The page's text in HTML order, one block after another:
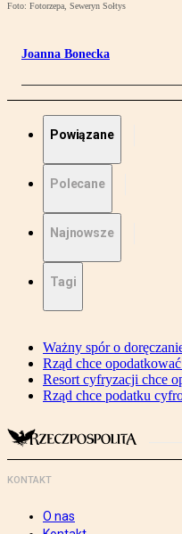
Foto: Fotorzepa, Seweryn Sołtys
Joanna Bonecka
Powiązane
Polecane
Najnowsze
Tagi
Ważny spór o
Rząd chce
Resort cyfryzacji chce
Rząd chce podatku
KONTAKT
O nas